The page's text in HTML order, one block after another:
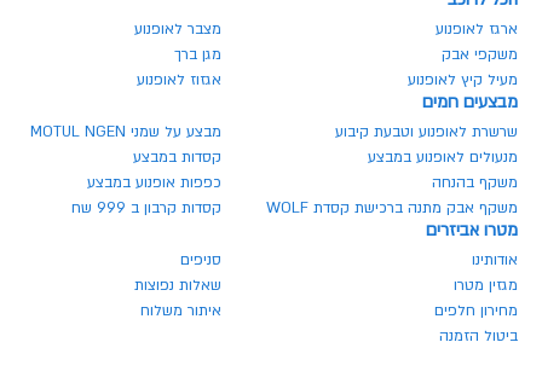
ארגז לאופנוע
מצבר לאופנוע
משקפי אבק
מגן ברך
מעיל קיץ לאופנוע
אגזוז לאופנוע
מבצעים חמים
שרשרת לאופנוע וטבעת קיבוע
מבצע על שמני MOTUL NGEN
מנעולים לאופנוע במבצע
קסדות במבצע
משקף בהנחה
כפפות אופנוע במבצע
משקף אבק מתנה ברכישת קסדת WOLF
קסדות קרבון ב 999 שח
מטרו אביזרים
אודותינו
סניפים
מגזין מטרו
שאלות נפוצות
מחירון חלפים
איתור משלוח
ביטול הזמנה